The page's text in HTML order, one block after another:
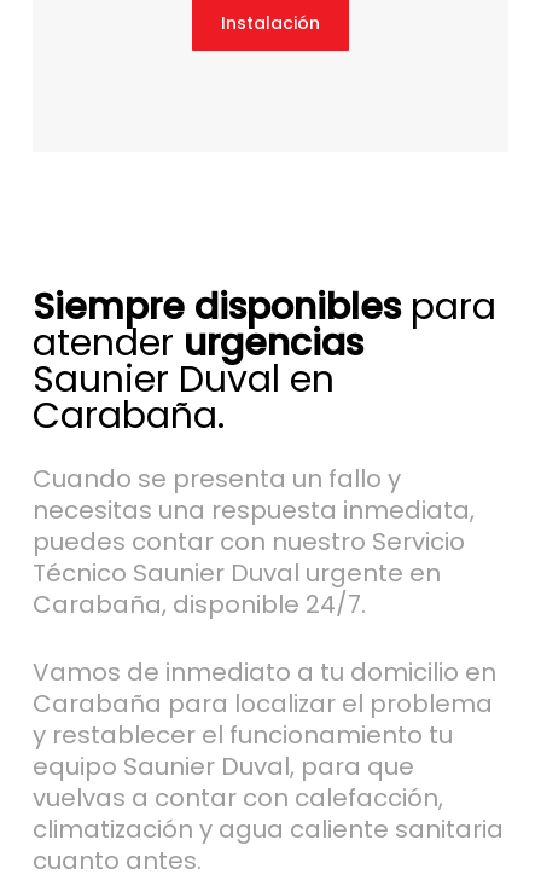
Instalación
Siempre disponiblespara
atender urgencias
Saunier Duval en
Carabaña.
Cuando se presenta un fallo y
necesitas una respuesta inmediata,
puedes contar con nuestro Servicio
Técnico Saunier Duval urgente en
Carabaña, disponible 24/7.
Vamos de inmediato a tu domicilio en
Carabaña para localizar el problema
y restablecer el funcionamiento tu
equipo Saunier Duval, para que
vuelvas a contar con calefacción,
climatización y agua caliente sanitaria
cuanto antes.